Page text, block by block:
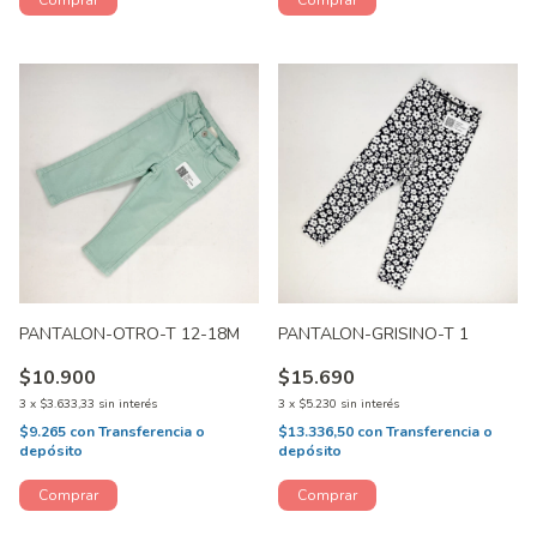
PANTALON-OTRO-T 12-18M
$10.900
3 x $3.633,33 sin interés
$9.265 conTransferencia o
depósito
PANTALON-GRISINO-T 1
$15.690
3 x $5.230 sin interés
$13.336,50 conTransferencia o
depósito